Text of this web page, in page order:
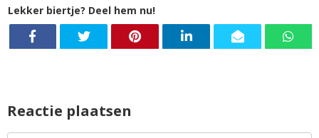
Lekker biertje? Deel hem nu!
Reactie plaatsen